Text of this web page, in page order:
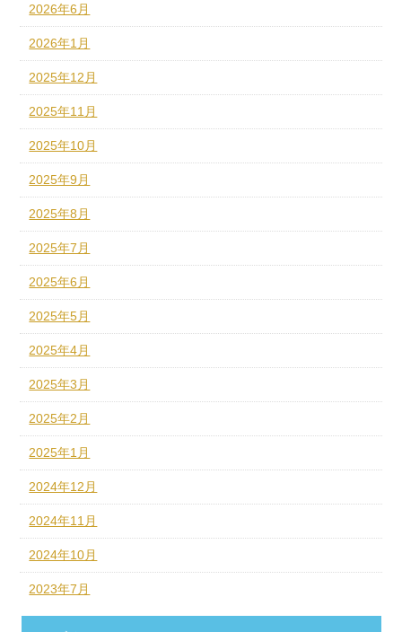
2026年6月
2026年1月
2025年12月
2025年11月
2025年10月
2025年9月
2025年8月
2025年7月
2025年6月
2025年5月
2025年4月
2025年3月
2025年2月
2025年1月
2024年12月
2024年11月
2024年10月
2023年7月